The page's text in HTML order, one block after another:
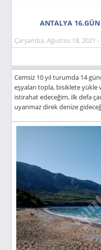
ANTALYA
Çarşamba, Ağustos 18, 2021 -
Cemsiz 10 yıl turumda 14
eşyaları topla, bisiklete yükle
istirahat edeceğim, ilk defa
uyanmaz direk denize